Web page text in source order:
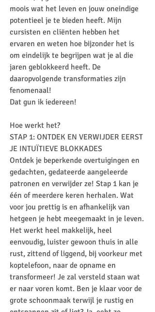
moois wat het leven en jouw oneindige
potentieel je te bieden heeft. Mijn
cursisten en cliënten hebben het
ervaren en weten hoe bijzonder het is
om eindelijk te begrijpen wat je al die
jaren geblokkeerd heeft. De
daaropvolgende transformaties zijn
fenomenaal!
Dat gun ik iedereen!
Hoe werkt het?
STAP 1: ONTDEK EN VERWIJDER EERST
JE INTUÏTIEVE BLOKKADES
Ontdek je beperkende overtuigingen en
gedachten, gedateerde aangeleerde
patronen en verwijder ze! Stap 1 kan je
één of meerdere keren herhalen. Wat
voor jou prettig is en afhankelijk van
hetgeen je hebt meegemaakt in je leven.
Het werkt heel makkelijk, heel
eenvoudig, luister gewoon thuis in alle
rust, zittend of liggend, bij voorkeur met
koptelefoon, naar de opname en
transformeer! Je zal versteld staan wat
er naar voren komt. Ben je klaar voor de
grote schoonmaak terwijl je rustig en